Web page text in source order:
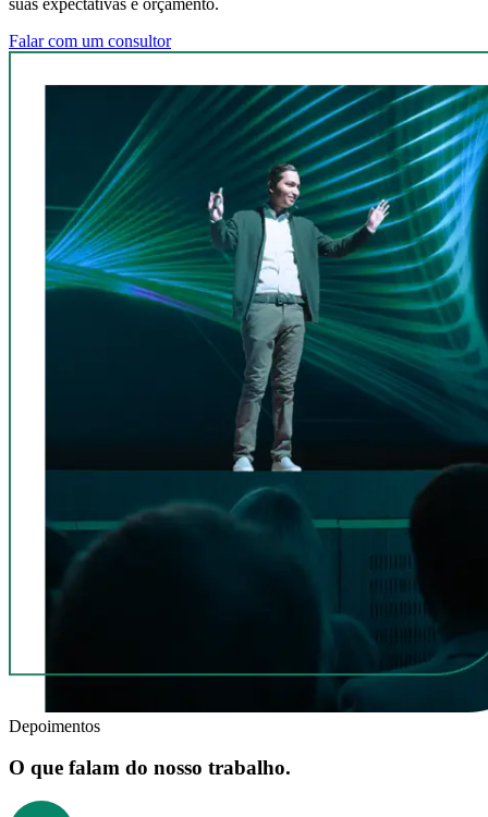
Falar com um consultor
Depoimentos
O que falam do nosso trabalho.